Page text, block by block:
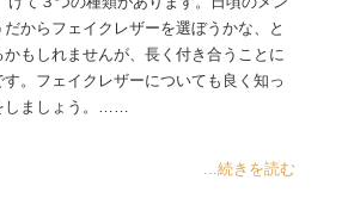
からフェイクレザーを選ぼうかな、と
もしれませんが、長く付き合うことに
。フェイクレザーについても良く知っ
しましょう。……
...続きを読む